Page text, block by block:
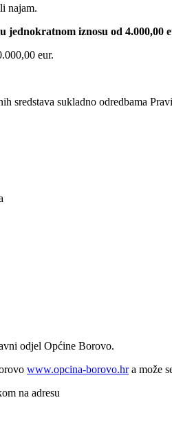
najam.
iznosu od 4.000,00
eur.
sredstava sukladno odredbama
odjel Općine Borovo.
www.opcina-borovo.hra može
na adresu